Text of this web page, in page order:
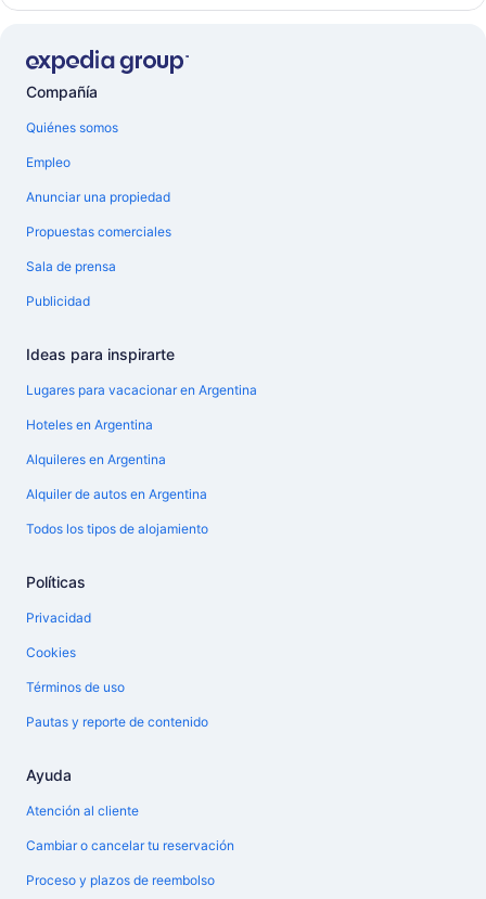
Compañía
Quiénes somos
Empleo
Anunciar una propiedad
Propuestas comerciales
Sala de prensa
Publicidad
Ideas para inspirarte
Lugares para vacacionar en Argentina
Hoteles en Argentina
Alquileres en Argentina
Alquiler de autos en Argentina
Todos los tipos de alojamiento
Políticas
Privacidad
Cookies
Términos de uso
Pautas y reporte de contenido
Ayuda
Atención al cliente
Cambiar o cancelar tu reservación
Proceso y plazos de reembolso